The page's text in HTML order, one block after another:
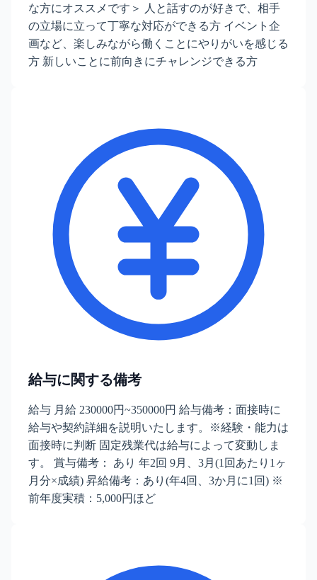
な方にオススメです＞ 人と話すのが好きで、相手
の立場に立って丁寧な対応ができる方 イベント企
画など、楽しみながら働くことにやりがいを感じる
方 新しいことに前向きにチャレンジできる方
給与に関する備考
給与 月給 230000円~350000円 給与備考：面接時に
給与や契約詳細を説明いたします。※経験・能力は
面接時に判断 固定残業代は給与によって変動しま
す。 賞与備考： あり 年2回 9月、3月(1回あたり1ヶ
月分×成績) 昇給備考：あり(年4回、3か月に1回) ※
前年度実積：5,000円ほど